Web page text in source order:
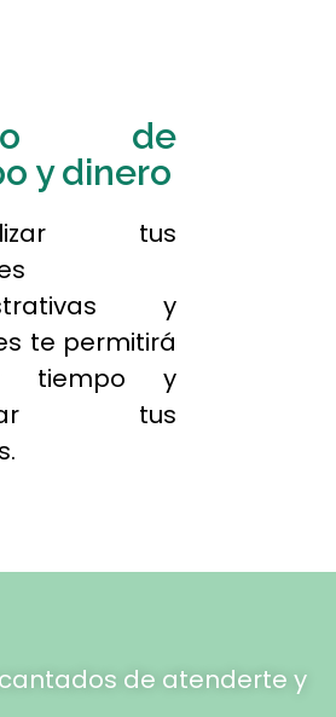
de
y dinero
tus
y
te permitirá
tiempo y
tus
de atenderte y